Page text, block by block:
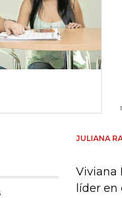
JULIANA
Viviana
líder